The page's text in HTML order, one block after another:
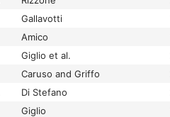
Gallavotti
Amico
Giglio et al.
Caruso and Griffo
Di Stefano
Giglio